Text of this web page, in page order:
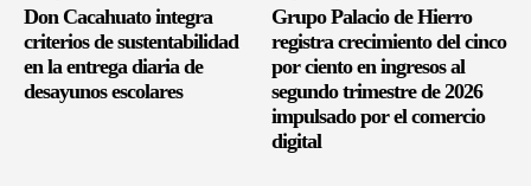
Don Cacahuato integra
criterios de sustentabilidad
en la entrega diaria de
desayunos escolares
Grupo Palacio de Hierro
registra crecimiento del cinco
por ciento en ingresos al
segundo trimestre de 2026
impulsado por el comercio
digital